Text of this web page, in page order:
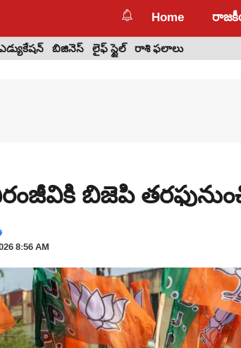
Home
బిజినెస్ లైఫ్ స్టైల్ రాశి ఫలాలు
బిజెపి
8:56 AM